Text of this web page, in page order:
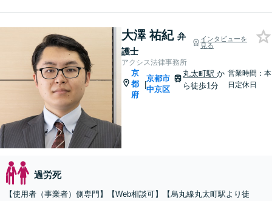
大澤 祐紀 弁
護士
インタビューを
見る
アクシス法律事務所
京
都
府
|
京都市
中京区
丸太町駅か
ら徒歩1分
営業時間：本
日定休日
過労死
【使用者（事業者）側専門】【Web相談可】【烏丸線丸太町駅より徒